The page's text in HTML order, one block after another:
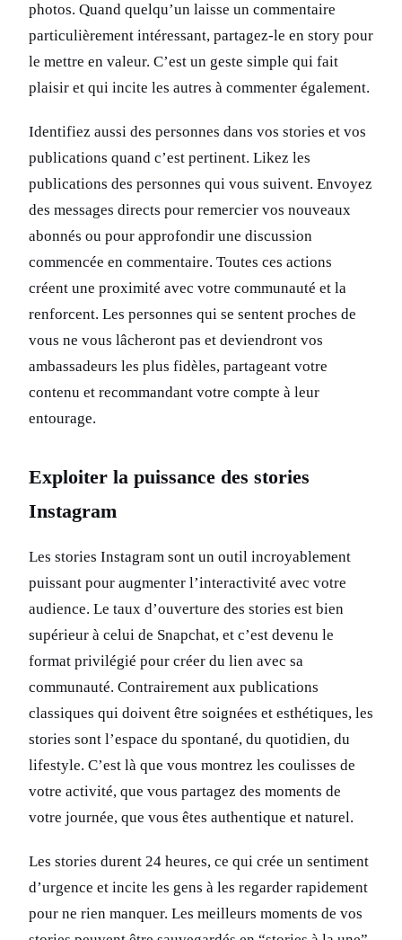
photos. Quand quelqu’un laisse un commentaire
particulièrement intéressant, partagez-le en story pour
le mettre en valeur. C’est un geste simple qui fait
plaisir et qui incite les autres à commenter également.
Identifiez aussi des personnes dans vos stories et vos
publications quand c’est pertinent. Likez les
publications des personnes qui vous suivent. Envoyez
des messages directs pour remercier vos nouveaux
abonnés ou pour approfondir une discussion
commencée en commentaire. Toutes ces actions
créent une proximité avec votre communauté et la
renforcent. Les personnes qui se sentent proches de
vous ne vous lâcheront pas et deviendront vos
ambassadeurs les plus fidèles, partageant votre
contenu et recommandant votre compte à leur
entourage.
Exploiter la puissance des stories
Instagram
Les stories Instagram sont un outil incroyablement
puissant pour augmenter l’interactivité avec votre
audience. Le taux d’ouverture des stories est bien
supérieur à celui de Snapchat, et c’est devenu le
format privilégié pour créer du lien avec sa
communauté. Contrairement aux publications
classiques qui doivent être soignées et esthétiques, les
stories sont l’espace du spontané, du quotidien, du
lifestyle. C’est là que vous montrez les coulisses de
votre activité, que vous partagez des moments de
votre journée, que vous êtes authentique et naturel.
Les stories durent 24 heures, ce qui crée un sentiment
d’urgence et incite les gens à les regarder rapidement
pour ne rien manquer. Les meilleurs moments de vos